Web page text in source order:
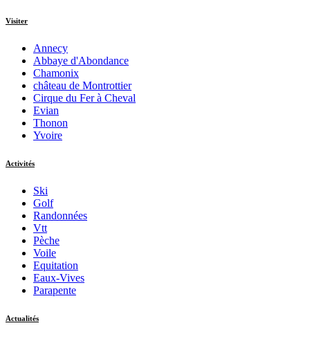
Visiter
Annecy
Abbaye d'Abondance
Chamonix
château de Montrottier
Cirque du Fer à Cheval
Evian
Thonon
Yvoire
Activités
Ski
Golf
Randonnées
Vtt
Pèche
Voile
Equitation
Eaux-Vives
Parapente
Actualités